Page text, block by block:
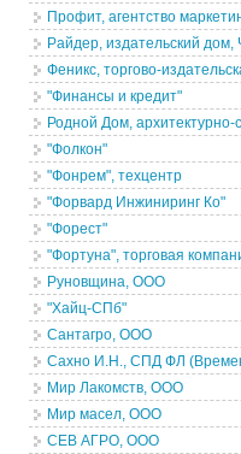
Профит, агентство
Райдер, издательский дом,
Феникс, торгово-
"Финансы и кредит"
Родной Дом,
"Фолкон"
"Фонрем", техцентр
"Форвард Инжиниринг Ко"
"Форест"
"Фортуна", торговая
Руновщина, ООО
"Хайц-СПб"
Сантагро, ООО
Сахно И.Н., СПД ФЛ
Мир Лакомств, ООО
Мир масел, ООО
СЕВ АГРО, ООО